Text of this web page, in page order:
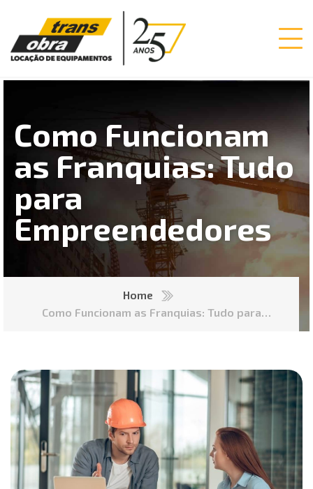
Como Funcionam
as Franquias: Tudo
para
Empreendedores
Home
Como Funcionam as Franquias: Tudo para